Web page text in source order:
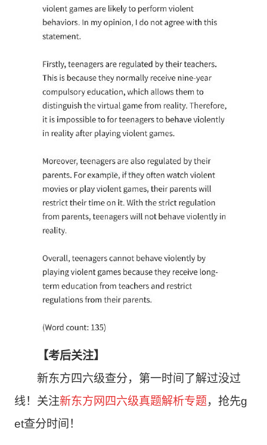
【考后关注】
新东方四六级查分，第一时间了解过没过
线！关注新东方网四六级真题解析专题， 抢先g
et查分时间！